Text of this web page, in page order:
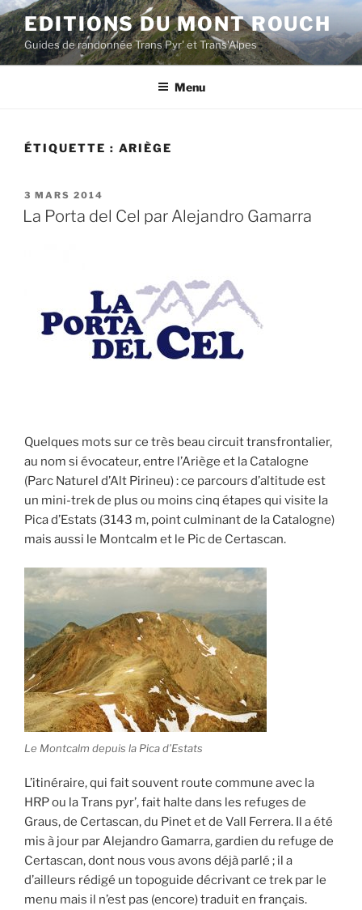
Aller
au
contenu
principal
EDITIONS DU MONT ROUCH
Guides de randonnée Trans Pyr' et Trans'Alpes
Menu
ÉTIQUETTE : ARIÈGE
PUBLIÉ
LE
3 MARS 2014
La Porta del Cel par Alejandro Gamarra
Quelques mots sur ce très beau circuit transfrontalier,
au nom si évocateur, entre l’Ariège et la Catalogne
(Parc Naturel d’Alt Pirineu) : ce parcours d’altitude est
un mini-trek de plus ou moins cinq étapes qui visite la
Pica d’Estats (3143 m, point culminant de la Catalogne)
mais aussi le Montcalm et le Pic de Certascan.
Le Montcalm depuis la Pica d’Estats
L’itinéraire, qui fait souvent route commune avec la
HRP ou la Trans pyr’, fait halte dans les refuges de
Graus, de Certascan, du Pinet et de Vall Ferrera. Il a été
mis à jour par Alejandro Gamarra, gardien du refuge de
Certascan, dont nous vous avons déjà parlé ; il a
d’ailleurs rédigé un topoguide décrivant ce trek par le
menu mais il n’est pas (encore) traduit en français.